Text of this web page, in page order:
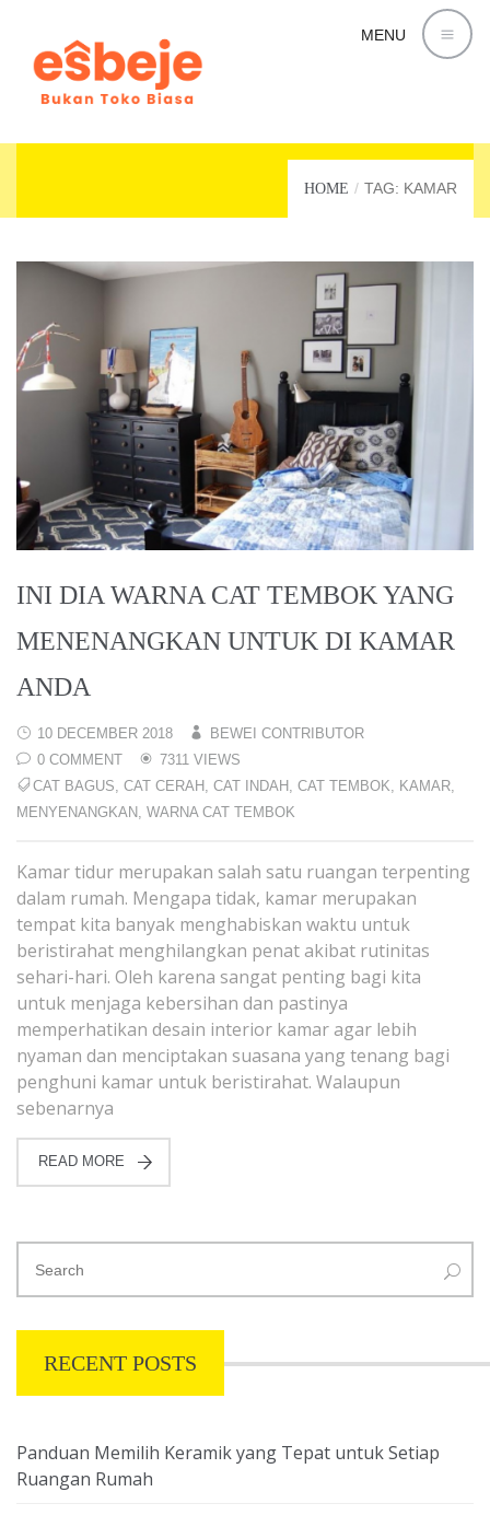
MENU
HOME TAG: KAMAR
INI DIA WARNA CAT TEMBOK YANG
MENENANGKAN UNTUK DI KAMAR
ANDA
10 DECEMBER 2018
BEWEI CONTRIBUTOR
0 COMMENT
7311 VIEWS
CAT BAGUS, CAT CERAH , CAT INDAH , CAT TEMBOK, KAMAR,
MENYENANGKAN, WARNA CAT TEMBOK
Kamar tidur merupakan salah satu ruangan terpenting
dalam rumah. Mengapa tidak, kamar merupakan
tempat kita banyak menghabiskan waktu untuk
beristirahat menghilangkan penat akibat rutinitas
sehari-hari. Oleh karena sangat penting bagi kita
untuk menjaga kebersihan dan pastinya
memperhatikan desain interior kamar agar lebih
nyaman dan menciptakan suasana yang tenang bagi
penghuni kamar untuk beristirahat. Walaupun
sebenarnya
READ MORE
RECENT POSTS
Panduan Memilih Keramik yang Tepat untuk Setiap
Ruangan Rumah